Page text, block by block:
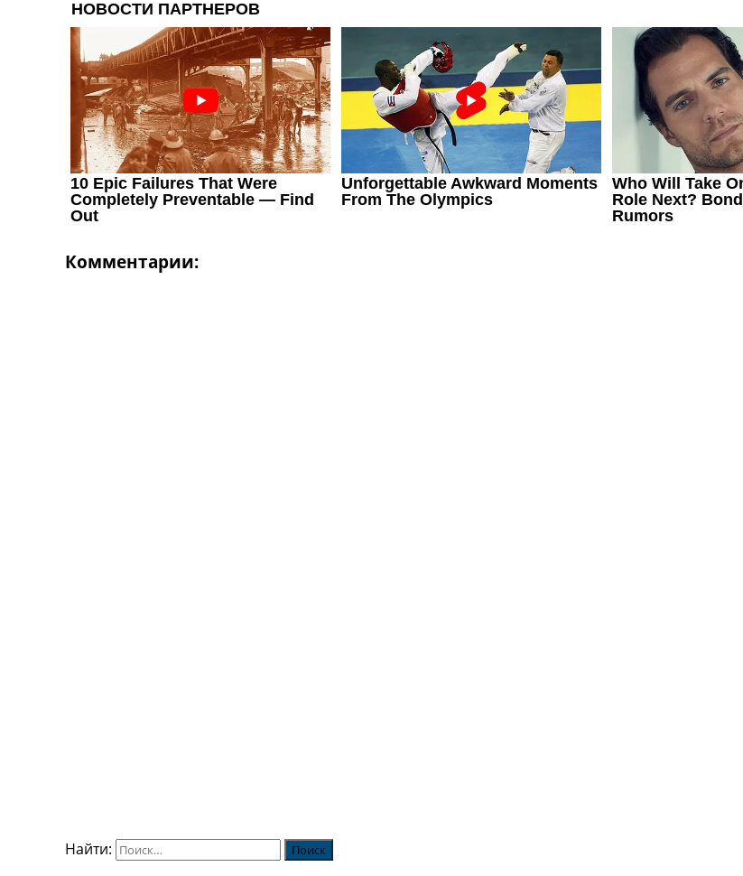
Украина. Первая Лига
Лига Чемпионов
Англия. Премьер Лига
Испания. Ла Лига
Другие Турниры >>>
Таблицы
Таблицы групп Чемпионата Мира
Украина. Премьер-Лига
Украина. Первая Лига
Лига Чемпионов. Таблицы групп
Все таблицы >>>
Рейтинги
Комментарии:
Найти: